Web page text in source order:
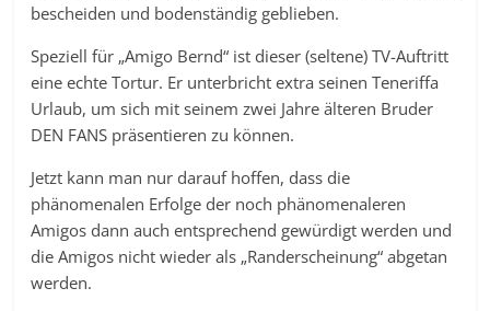
bescheiden und bodenständig geblieben.
Speziell für „Amigo Bernd“ ist dieser (seltene) TV-Auftritt
eine echte Tortur. Er unterbricht extra seinen Teneriffa
Urlaub, um sich mit seinem zwei Jahre älteren Bruder
DEN FANS präsentieren zu können.
Jetzt kann man nur darauf hoffen, dass die
phänomenalen Erfolge der noch phänomenaleren
Amigos dann auch entsprechend gewürdigt werden und
die Amigos nicht wieder als „Randerscheinung“ abgetan
werden.